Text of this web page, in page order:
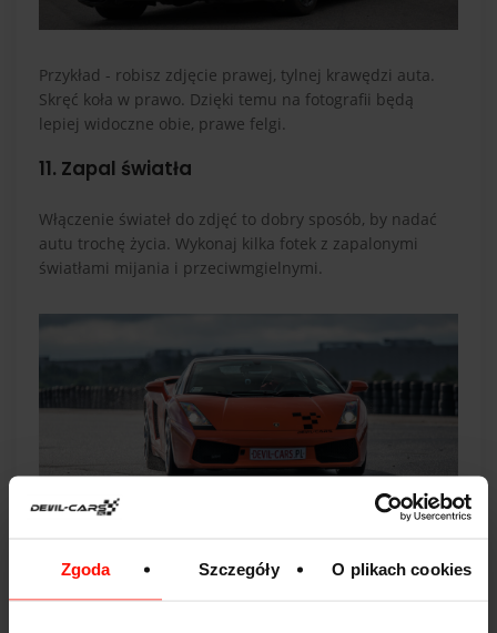
Zgoda Szczegóły O plikach cookies
Przykład - robisz zdjęcie prawej, tylnej krawędzi auta.
Skręć koła w prawo. Dzięki temu na fotografii będą
lepiej widoczne obie, prawe felgi.
11. Zapal światła
Włączenie świateł do zdjęć to dobry sposób, by nadać
autu trochę życia. Wykonaj kilka fotek z zapalonymi
światłami mijania i przeciwmgielnymi.
Uważaj jednak, by światła nie zdominowały ujęcia. Może